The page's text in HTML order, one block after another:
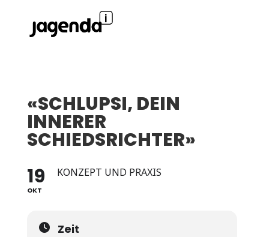
«SCHLUPSI, DEIN
INNERER
SCHIEDSRICHTER»
19
OKT
KONZEPT UND PRAXIS
Zeit